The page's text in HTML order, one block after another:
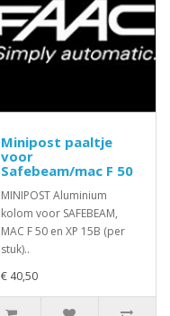
Minipost paaltje
voor
Safebeam/mac F 50
MINIPOST Aluminium
kolom voor SAFEBEAM,
MAC F 50 en XP 15B (per
stuk)..
€ 40,50